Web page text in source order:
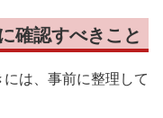
確認すべきこと
は、事前に整理して